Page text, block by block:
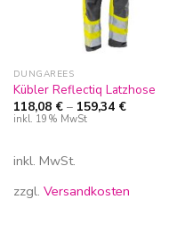
DUNGAREES
Kübler Reflectiq Latzhose
118,08 €– 159,34 €
inkl. 19% MwSt
inkl. MwSt.
zzgl. Versandkosten